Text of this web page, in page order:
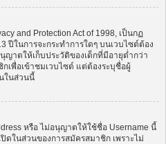
and Protection Act of 1998, เป็นกฏ
ในการจะกระทำการใดๆ บนเวบไซต์ต้อง
ญาตให้เก็บประวัติของเด็กที่มีอายุต่ำกว่า
เพื่อเข้าชมเวบไซต์ แต่ต้องระบุชื่อผู้
ในส่วนนี้
หรือ ไม่อนุญาตให้ใช้ชื่อ Username นี้
ดในส่วนของการสมัครสมาชิก เพราะไม่